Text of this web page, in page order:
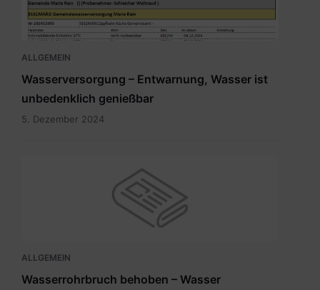
ALLGEMEIN
Wasserversorgung – Entwarnung, Wasser ist
unbedenklich genießbar
5. Dezember 2024
ALLGEMEIN
Wasserrohrbruch behoben – Wasser